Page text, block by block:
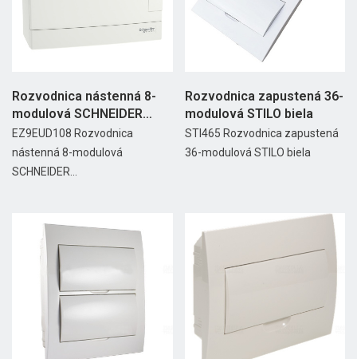
Rozvodnica nástenná 8-
modulová SCHNEIDER
EASY9...
EZ9EUD108 Rozvodnica
nástenná 8-modulová
SCHNEIDER...
Rozvodnica zapustená 36-
modulová STILO biela
STI465 Rozvodnica zapustená
36-modulová STILO biela